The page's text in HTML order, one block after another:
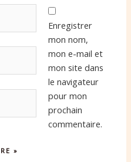
Enregistrer
mon nom,
mon e-mail et
mon site dans
le navigateur
pour mon
prochain
commentaire.